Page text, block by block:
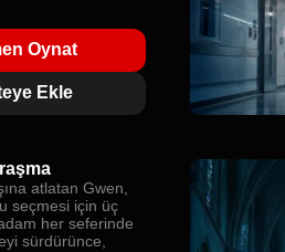
Oynat
Ekle
atlatan Gwen,
seçmesi için üç
her seferinde
sürdürünce,